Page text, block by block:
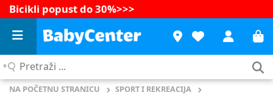
Bicikli popust do 30%>>>
Pretraži
NA POČETNU STRANICU
SPORT I REKREACIJA